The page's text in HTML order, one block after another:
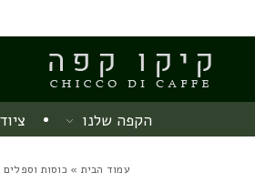
הקפה שלנו
עמוד הבית » כוסות וספלים